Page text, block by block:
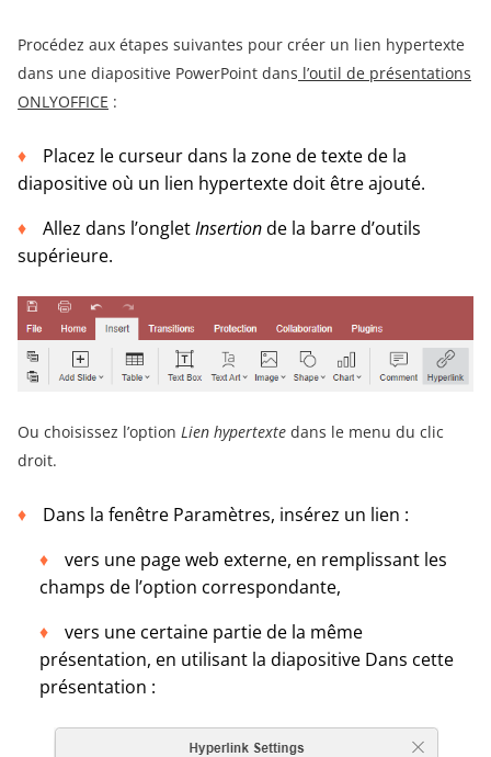
Procédez aux étapes suivantes pour créer un lien hypertexte
dans une diapositive PowerPoint dans l’outil de présentations
ONLYOFFICE :
Placez le curseur dans la zone de texte de la
diapositive où un lien hypertexte doit être ajouté.
Allez dans l’ongletInsertionde la barre d’outils
supérieure.
Ou choisissez l’option Lien hypertexte dans le menu du clic
droit.
Dans la fenêtre Paramètres, insérez un lien :
vers une page web externe, en remplissant les
champs de l’option correspondante,
vers une certaine partie de la même
présentation, en utilisant la diapositive Dans cette
présentation :